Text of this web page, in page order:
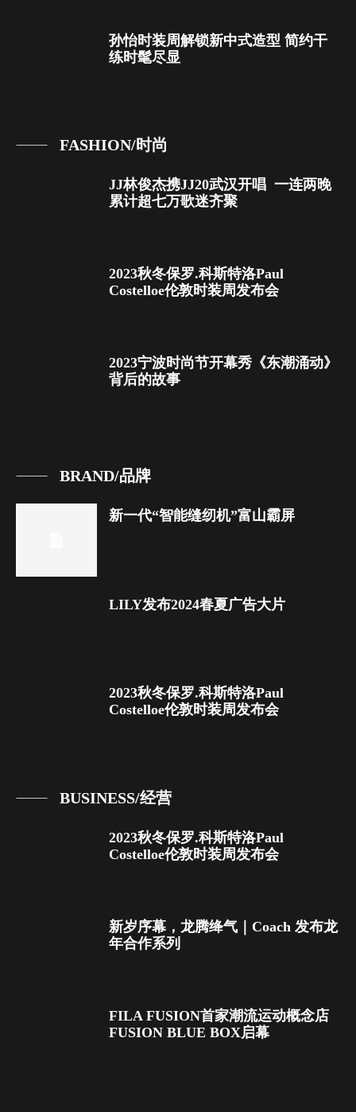
孙怡时装周解锁新中式造型 简约干
练时髦尽显
FASHION/时尚
JJ林俊杰携JJ20武汉开唱 一连两晚
累计超七万歌迷齐聚
2023秋冬保罗.科斯特洛Paul
Costelloe伦敦时装周发布会
2023宁波时尚节开幕秀《东潮涌动》
背后的故事
BRAND/品牌
新一代“智能缝纫机”富山霸屏
LILY发布2024春夏广告大片
2023秋冬保罗.科斯特洛Paul
Costelloe伦敦时装周发布会
BUSINESS/经营
2023秋冬保罗.科斯特洛Paul
Costelloe伦敦时装周发布会
新岁序幕，龙腾绛气｜Coach 发布龙
年合作系列
FILA FUSION首家潮流运动概念店
FUSION BLUE BOX启幕